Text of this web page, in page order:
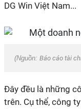
DG Win Việt Nam...
(Nguồn: Báo cáo tài
Đây đều là những
trên. Cụ thể, công